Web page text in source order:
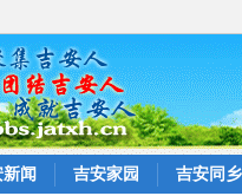
闻 吉安家园 吉安同